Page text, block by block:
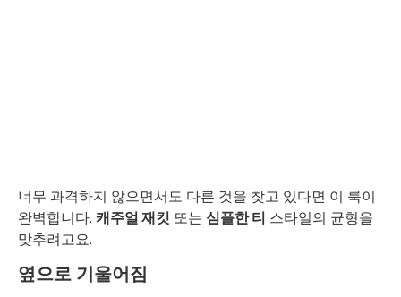
너무 과격하지 않으면서도 다른 것을 찾고 있다면 이 룩이
완벽합니다. 캐주얼 재킷 또는 심플한 티 스타일의 균형을
맞추려고요.
옆으로 기울어짐